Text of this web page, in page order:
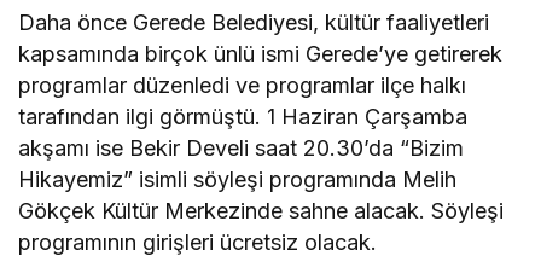
Daha önce Gerede Belediyesi, kültür faaliyetleri
kapsamında birçok ünlü ismi Gerede’ye getirerek
programlar düzenledi ve programlar ilçe halkı
tarafından ilgi görmüştü. 1 Haziran Çarşamba
akşamı ise Bekir Develi saat 20.30’da “Bizim
Hikayemiz” isimli söyleşi programında Melih
Gökçek Kültür Merkezinde sahne alacak. Söyleşi
programının girişleri ücretsiz olacak.